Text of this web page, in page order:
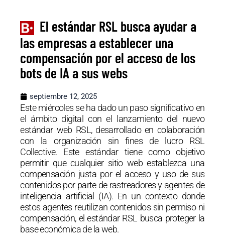
El estándar RSL busca ayudar a
las empresas a establecer una
compensación por el acceso de los
bots de IA a sus webs
septiembre 12, 2025
Este miércoles se ha dado un paso significativo en
el ámbito digital con el lanzamiento del nuevo
estándar web RSL, desarrollado en colaboración
con la organización sin fines de lucro RSL
Collective. Este estándar tiene como objetivo
permitir que cualquier sitio web establezca una
compensación justa por el acceso y uso de sus
contenidos por parte de rastreadores y agentes de
inteligencia artificial (IA). En un contexto donde
estos agentes reutilizan contenidos sin permiso ni
compensación, el estándar RSL busca proteger la
base económica de la web.